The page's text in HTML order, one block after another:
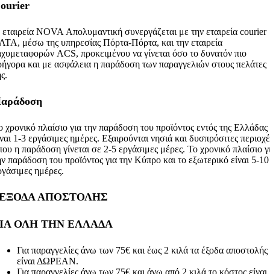
NOVA Απολυμαντική συνεργάζεται με την εταιρεία courier
μέσω της υπηρεσίας Πόρτα-Πόρτα, και την εταιρεία
ACS, προκειμένου να γίνεται όσο το δυνατόν πιο
και με ασφάλεια η παράδοση των παραγγελιών στους πελάτες
χρονικό πλαίσιο για την παράδοση του προϊόντος εντός της Ελλάδας
1-3 εργάσιμες ημέρες. Εξαιρούνται νησιά και δυσπρόσιτες
η παράδοση γίνεται σε 2-5 εργάσιμες μέρες. Το χρονικό πλαίσιο
παράδοση του προϊόντος για την Κύπρο και το εξωτερικό είναι 5-10
ημέρες.
ΑΠΟΣΤΟΛΗΣ
ΟΛΗ ΤΗΝ ΕΛΛΑΔΑ
Για παραγγελίες άνω των 75€ και έως 2 κιλά τα έξοδα αποστολής
είναι ΔΩΡΕΑΝ.
Για παραγγελίες άνω των 75€ και άνω από 2 κιλά το κόστος είναι